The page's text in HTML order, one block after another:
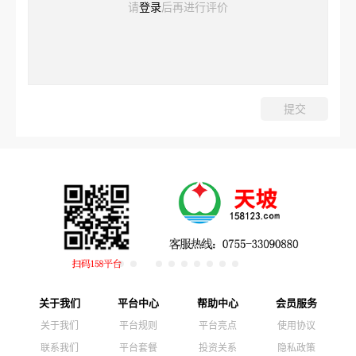
请登录后再进行评价
关于我们
关于我们
联系我们
平台中心
平台规则
平台套餐
帮助中心
平台亮点
投资关系
会员服务
使用协议
隐私政策